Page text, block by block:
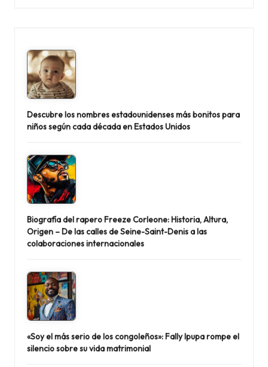
Descubre los nombres estadounidenses más bonitos para
niños según cada década en Estados Unidos
Biografía del rapero Freeze Corleone: Historia, Altura,
Origen – De las calles de Seine-Saint-Denis a las
colaboraciones internacionales
«Soy el más serio de los congoleños»: Fally Ipupa rompe el
silencio sobre su vida matrimonial